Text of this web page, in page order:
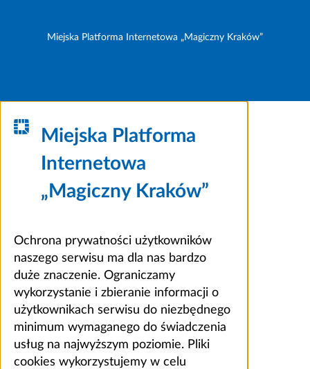
Miejska Platforma Internetowa „Magiczny Kraków”
Miejska Platforma
Internetowa
„Magiczny Kraków”
Ochrona prywatności użytkowników
naszego serwisu ma dla nas bardzo
duże znaczenie. Ograniczamy
wykorzystanie i zbieranie informacji o
użytkownikach serwisu do niezbędnego
minimum wymaganego do świadczenia
usług na najwyższym poziomie. Pliki
cookies wykorzystujemy w celu